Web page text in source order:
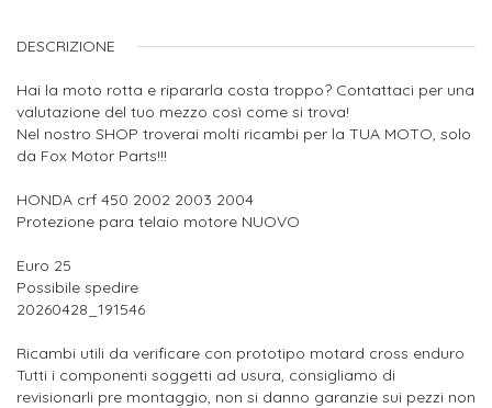
DESCRIZIONE
Hai la moto rotta e ripararla costa troppo? Contattaci per una
valutazione del tuo mezzo così come si trova!
Nel nostro SHOP troverai molti ricambi per la TUA MOTO, solo
da Fox Motor Parts!!!
HONDA crf 450 2002 2003 2004
Protezione para telaio motore NUOVO
Euro 25
Possibile spedire
20260428_191546
Ricambi utili da verificare con prototipo motard cross enduro
Tutti i componenti soggetti ad usura, consigliamo di
revisionarli pre montaggio, non si danno garanzie sui pezzi non